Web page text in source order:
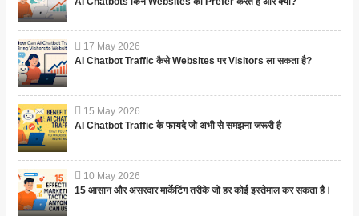
17 May 2026
AI Chatbot Traffic कैसे Websites पर Visitors ला सकता है?
15 May 2026
AI Chatbot Traffic के फायदे जो अभी से समझना जरूरी है
10 May 2026
15 आसान और असरदार मार्केटिंग तरीके जो हर कोई इस्तेमाल कर सकता है।